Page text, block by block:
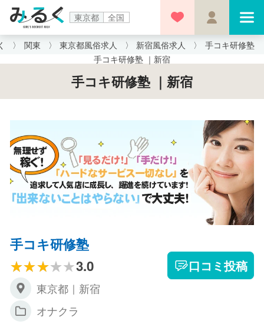
東京都 全国
関東 東京都風俗求人 新宿風俗求人
手コキ研修塾
手コキ研修塾 ｜新宿
手コキ研修塾 ｜新宿
手コキ研修塾
3.0
口コミ投稿
東京都｜新宿
オナクラ